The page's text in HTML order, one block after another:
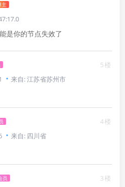
主
是你的节点失效了
5楼
来自: 江苏省苏州市
4楼
来自: 四川省
员
3楼